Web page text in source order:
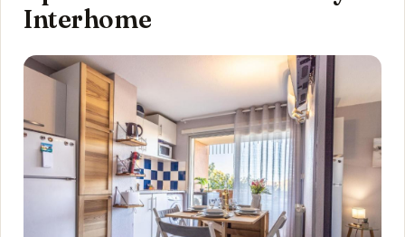
Interhome